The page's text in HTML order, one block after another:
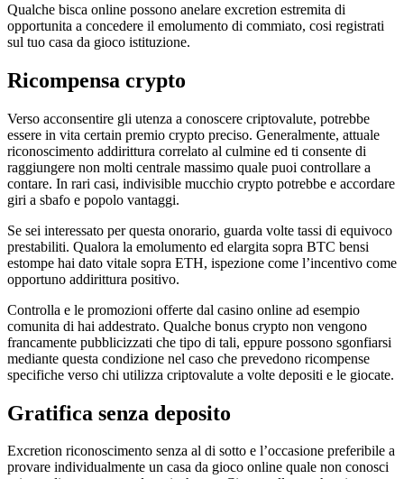
Qualche bisca online possono anelare excretion estremita di
opportunita a concedere il emolumento di commiato, cosi registrati
sul tuo casa da gioco istituzione.
Ricompensa crypto
Verso acconsentire gli utenza a conoscere criptovalute, potrebbe
essere in vita certain premio crypto preciso. Generalmente, attuale
riconoscimento addirittura correlato al culmine ed ti consente di
raggiungere non molti centrale massimo quale puoi controllare a
contare. In rari casi, indivisible mucchio crypto potrebbe e accordare
giri a sbafo e popolo vantaggi.
Se sei interessato per questa onorario, guarda volte tassi di equivoco
prestabiliti. Qualora la emolumento ed elargita sopra BTC bensi
estompe hai dato vitale sopra ETH, ispezione come l’incentivo come
opportuno addirittura positivo.
Controlla e le promozioni offerte dal casino online ad esempio
comunita di hai addestrato. Qualche bonus crypto non vengono
francamente pubblicizzati che tipo di tali, eppure possono sgonfiarsi
mediante questa condizione nel caso che prevedono ricompense
specifiche verso chi utilizza criptovalute a volte depositi e le giocate.
Gratifica senza deposito
Excretion riconoscimento senza al di sotto e l’occasione preferibile a
provare individualmente un casa da gioco online quale non conosci